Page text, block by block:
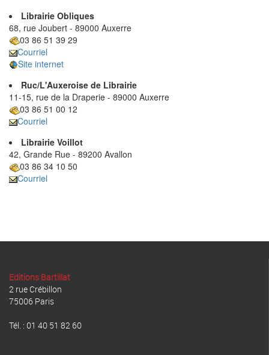
Librairie Obliques
68, rue Joubert - 89000 Auxerre
03 86 51 39 29
Courriel
Site internet
Ruc/L'Auxeroise de Librairie
11-15, rue de la Draperie - 89000 Auxerre
03 86 51 00 12
Courriel
Librairie Voillot
42, Grande Rue - 89200 Avallon
03 86 34 10 50
Courriel
Editions Bartillat
2 rue Crébillon
75006 Paris
Tél. : 01 40 51 82 60